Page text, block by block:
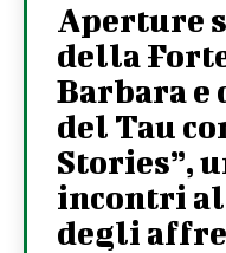
Aperture
della
Barbara e
del Tau
Stories”,
incontri
degli